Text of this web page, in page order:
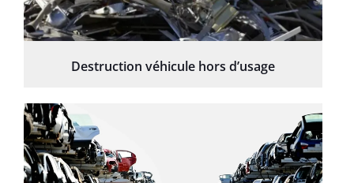
Destruction véhicule hors d’usage